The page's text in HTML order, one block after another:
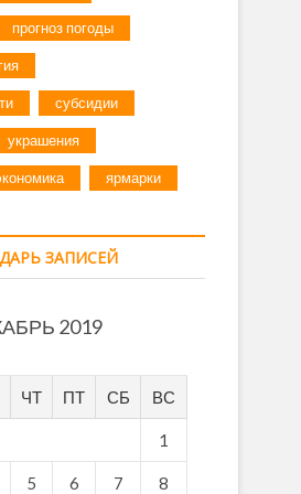
прогноз погоды
субсидии
украшения
ярмарки
ЗАПИСЕЙ
2019
ЧТ ПТ СБ ВС
1
5 6 7 8